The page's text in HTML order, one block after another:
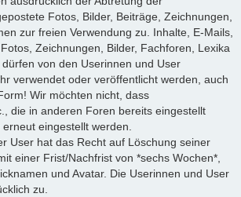
Fotos, Bilder, Beiträge, Zeichnungen,
zur freien Verwendung zu. Inhalte, E-Mails,
Zeichnungen, Bilder, Fachforen, Lexika
von den Userinnen und User
verwendet oder veröffentlicht werden, auch
Wir möchten nicht, dass
die in anderen Foren bereits eingestellt
eingestellt werden.
User hat das Recht auf Löschung seiner
einer Frist/Nachfrist von *sechs Wochen*,
und Avatar. Die Userinnen und User
zu.